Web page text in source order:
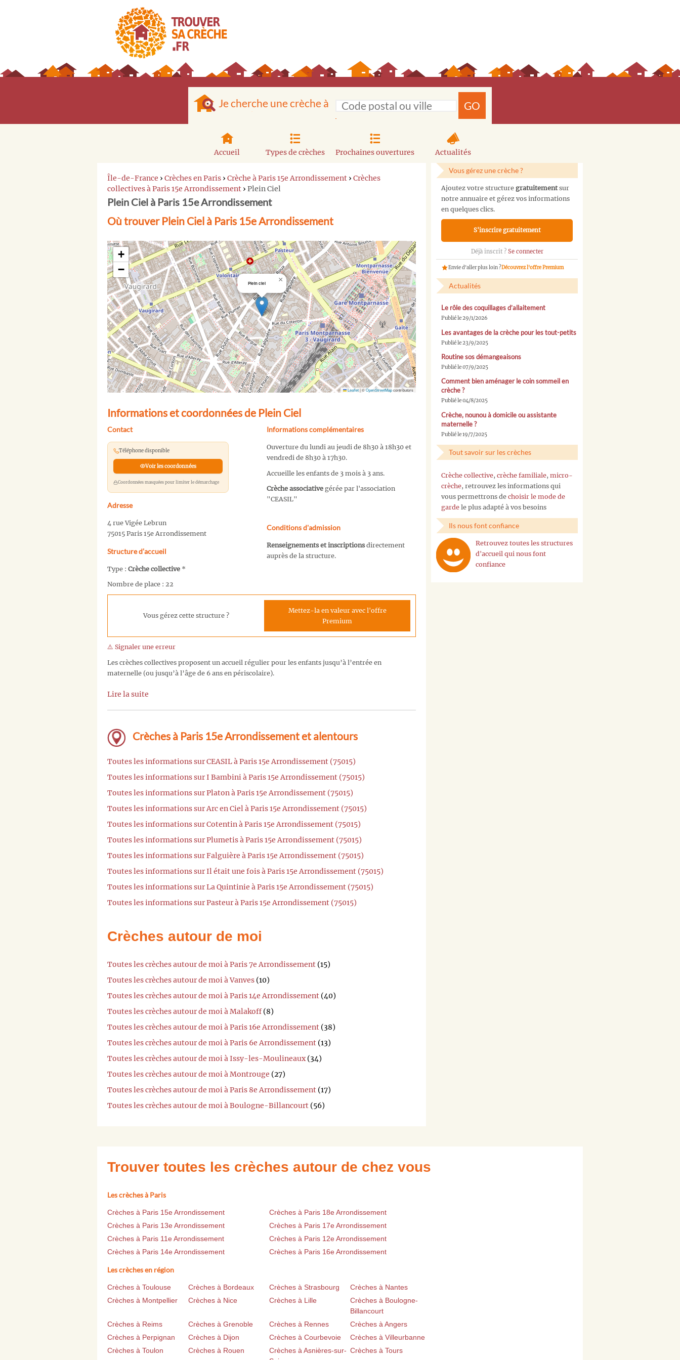
Je cherche une crèche à GO
Accueil Types de crèches Prochaines ouvertures Actualités
Île-de-France › Crèches en Paris › Crèche à Paris 15e Arrondissement › Crèches
collectives à Paris 15e Arrondissement › Plein Ciel
Plein Ciel à Paris 15e Arrondissement
Où trouver Plein Ciel à Paris 15e Arrondissement
Plein ciel ×
+
−
Leaflet|©OpenStreetMapcontributors
Informations et coordonnées de Plein Ciel
Contact
Téléphone disponible
Voir les coordonnées
Coordonnées masquées pour limiter le démarchage
Adresse
4 rue Vigée Lebrun
75015 Paris 15e Arrondissement
Structure d’accueil
Type : Crèche collective *
Nombre de place : 22
Informations complémentaires
Ouverture du lundi au jeudi de 8h30 à 18h30 et
vendredi de 8h30 à 17h30.
Accueille les enfants de 3 mois à 3 ans.
Crèche associativegérée par l'association
"CEASIL"
Conditions d'admission
Renseignements et inscriptionsdirectement
auprès de la structure.
Vous gérez cette structure ?
Mettez-la en valeur avec l'offre
Premium
⚠️ Signaler une erreur
Les crèches collectives proposent un accueil régulier pour les enfants jusqu’à l’entrée en
maternelle (ou jusqu’à l’âge de 6 ans en périscolaire).
Lire la suite
Crèches à Paris 15e Arrondissement et alentours
Toutes les informations sur CEASIL à Paris 15e Arrondissement (75015)
Toutes les informations sur I Bambini à Paris 15e Arrondissement (75015)
Toutes les informations sur Platon à Paris 15e Arrondissement (75015)
Toutes les informations sur Arc en Ciel à Paris 15e Arrondissement (75015)
Toutes les informations sur Cotentin à Paris 15e Arrondissement (75015)
Toutes les informations sur Plumetis à Paris 15e Arrondissement (75015)
Toutes les informations sur Falguière à Paris 15e Arrondissement (75015)
Toutes les informations sur Il était une fois à Paris 15e Arrondissement (75015)
Toutes les informations sur La Quintinie à Paris 15e Arrondissement (75015)
Toutes les informations sur Pasteur à Paris 15e Arrondissement (75015)
Crèches autour de moi
Toutes les crèches autour de moi à Paris 7e Arrondissement (15)
Toutes les crèches autour de moi à Vanves (10)
Toutes les crèches autour de moi à Paris 14e Arrondissement (40)
Toutes les crèches autour de moi à Malakoff(8)
Toutes les crèches autour de moi à Paris 16e Arrondissement (38)
Toutes les crèches autour de moi à Paris 6e Arrondissement (13)
Toutes les crèches autour de moi à Issy-les-Moulineaux(34)
Toutes les crèches autour de moi à Montrouge (27)
Toutes les crèches autour de moi à Paris 8e Arrondissement (17)
Toutes les crèches autour de moi à Boulogne-Billancourt (56)
Vous gérez une crèche ?
Ajoutez votre structure gratuitementsur
notre annuaire et gérez vos informations
en quelques clics.
S'inscrire gratuitement
Déjà inscrit ? Se connecter
Envie d'aller plus loin ?Découvrez l'offre Premium
Actualités
Le rôle des coquillages d’allaitement
Publié le 29/1/2026
Les avantages de la crèche pour les tout-petits
Publié le 23/9/2025
Routine sos démangeaisons
Publié le 07/9/2025
Comment bien aménager le coin sommeil en
crèche ?
Publié le 04/8/2025
Crèche, nounou à domicile ou assistante
maternelle ?
Publié le 19/7/2025
Tout savoir sur les crèches
Crèche collective, crèche familiale, micro-
crèche, retrouvez les informations qui
vous permettrons de choisir le mode de
garde le plus adapté à vos besoins
Ils nous font confiance
Retrouvez toutes les structures
d'accueil qui nous font
confiance
Trouver toutes les crèches autour de chez vous
Les crèches à Paris
Crèches à Paris 15e Arrondissement
Crèches à Paris 18e Arrondissement
Crèches à Paris 13e Arrondissement
Crèches à Paris 17e Arrondissement
Crèches à Paris 11e Arrondissement
Crèches à Paris 12e Arrondissement
Crèches à Paris 14e Arrondissement
Crèches à Paris 16e Arrondissement
Les crèches en région
Crèches à Toulouse Crèches à Bordeaux Crèches à Strasbourg
Crèches à Nantes
Crèches à Montpellier
Crèches à Nice Crèches à Lille
Crèches à Boulogne-
Billancourt
Crèches à Reims
Crèches à Grenoble Crèches à Rennes
Crèches à Angers
Crèches à Perpignan
Crèches à Dijon Crèches à Courbevoie
Crèches à Villeurbanne
Crèches à Toulon
Crèches à Rouen
Crèches à Asnières-sur- Crèches à Tours